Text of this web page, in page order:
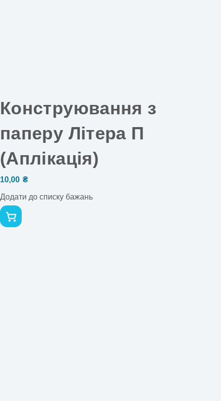
Конструювання з
паперу Літера П
(Аплікація)
10,00 ₴
Додати до списку бажань